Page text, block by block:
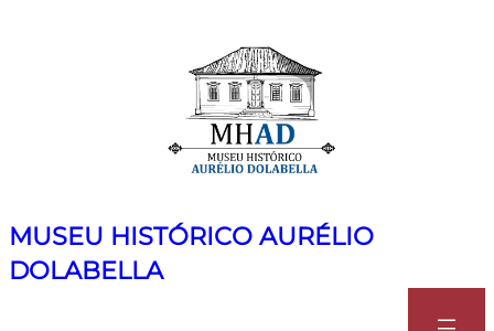
MUSEU HISTÓRICO AURÉLIO
DOLABELLA